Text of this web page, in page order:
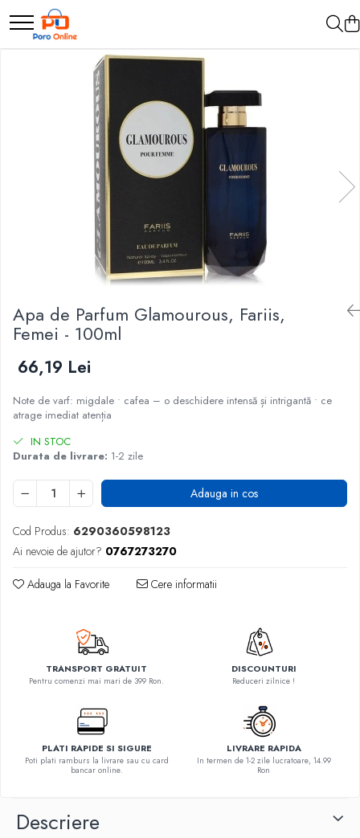
Parfum
Parfumuri Arabesti
Apa de Parfum Glamourous, Fariis,
Femei - 100ml
66,19 Lei
Note de varf: migdale • cafea – o deschidere intensă și intrigantă • ce
atrage imediat atenția
IN STOC
Durata de livrare: 1-2 zile
Adauga in cos
Cod Produs: 6290360598123
Ai nevoie de ajutor? 0767273270
Adauga la Favorite Cere informatii
TRANSPORT GRATUIT
Pentru comenzi mai mari de 399 Ron.
DISCOUNTURI
Reduceri zilnice !
PLATI RAPIDE SI SIGURE
Poti plati ramburs la livrare sau cu card
bancar online.
LIVRARE RAPIDA
In termen de 1-2 zile lucratoare, 14.99
Ron
Descriere